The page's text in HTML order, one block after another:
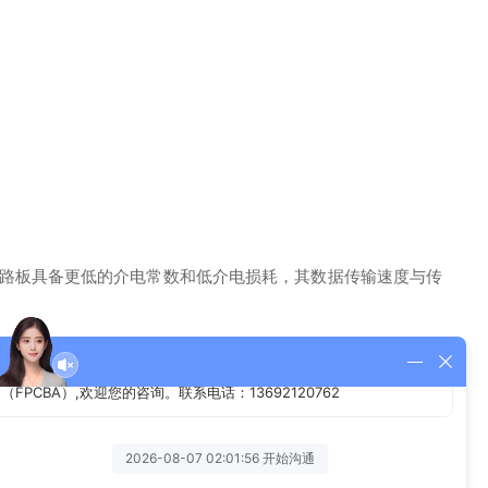
具备更低的介电常数和低介电损耗，其数据传输速度与传
方面，通讯基站对高频PCB的需求和移动终端内使用的柔